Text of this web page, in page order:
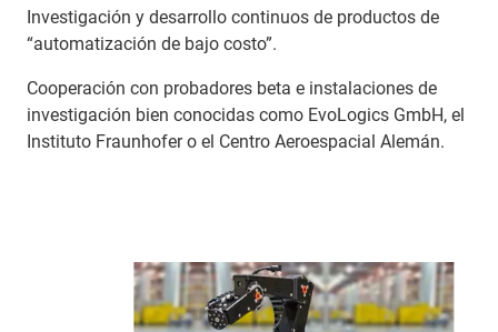
Investigación y desarrollo continuos de productos de
“automatización de bajo costo”.
Cooperación con probadores beta e instalaciones de
investigación bien conocidas como EvoLogics GmbH, el
Instituto Fraunhofer o el Centro Aeroespacial Alemán.